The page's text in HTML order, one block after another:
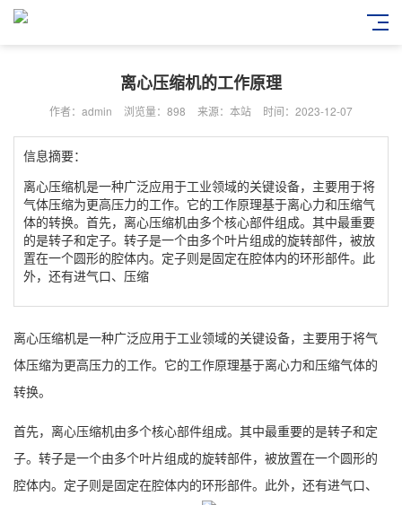
离心压缩机的工作原理
作者：admin 浏览量：898 来源：本站 时间：2023-12-07
信息摘要：
离心压缩机是一种广泛应用于工业领域的关键设备，主要用于将
气体压缩为更高压力的工作。它的工作原理基于离心力和压缩气
体的转换。首先，离心压缩机由多个核心部件组成。其中最重要
的是转子和定子。转子是一个由多个叶片组成的旋转部件，被放
置在一个圆形的腔体内。定子则是固定在腔体内的环形部件。此
外，还有进气口、压缩
离心压缩机是一种广泛应用于工业领域的关键设备，主要用于将气
体压缩为更高压力的工作。它的工作原理基于离心力和压缩气体的
转换。
首先，离心压缩机由多个核心部件组成。其中最重要的是转子和定
子。转子是一个由多个叶片组成的旋转部件，被放置在一个圆形的
腔体内。定子则是固定在腔体内的环形部件。此外，还有进气口、